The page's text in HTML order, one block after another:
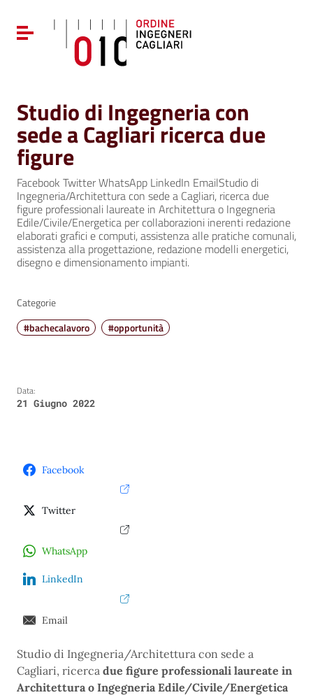
Vai al menu di navigazione
Vai al footer
Attiva / disattiva la navigazione
Studio di Ingegneria con
sede a Cagliari ricerca due
figure
Facebook Twitter WhatsApp LinkedIn EmailStudio di
Ingegneria/Architettura con sede a Cagliari, ricerca due
figure professionali laureate in Architettura o Ingegneria
Edile/Civile/Energetica per collaborazioni inerenti redazione
elaborati grafici e computi, assistenza alle pratiche comunali,
assistenza alla progettazione, redazione modelli energetici,
disegno e dimensionamento impianti.
Categorie
#bachecalavoro
#opportunità
Data:
21 Giugno 2022
Facebook
Twitter
WhatsApp
LinkedIn
Email
Studio di Ingegneria/Architettura con sede a
Cagliari, ricerca due figure professionali laureate in
Architettura o Ingegneria Edile/Civile/Energetica